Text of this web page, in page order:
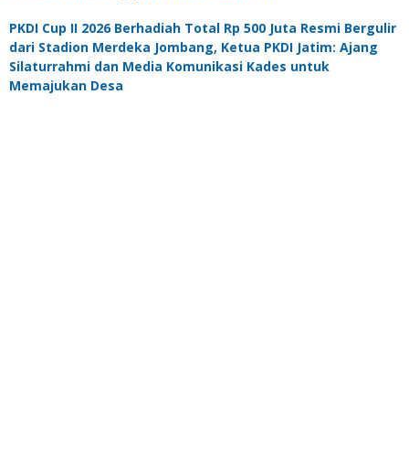
PKDI Cup II 2026 Berhadiah Total Rp 500 Juta Resmi Bergulir
dari Stadion Merdeka Jombang, Ketua PKDI Jatim: Ajang
Silaturrahmi dan Media Komunikasi Kades untuk
Memajukan Desa